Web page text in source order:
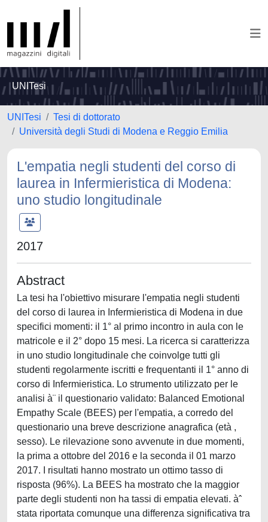
UNITesi
UNITesi
Tesi di dottorato
Università degli Studi di Modena e Reggio Emilia
L'empatia negli studenti del corso di
laurea in Infermieristica di Modena:
uno studio longitudinale
2017
Abstract
La tesi ha l'obiettivo misurare l'empatia negli studenti
del corso di laurea in Infermieristica di Modena in due
specifici momenti: il 1° al primo incontro in aula con le
matricole e il 2° dopo 15 mesi. La ricerca si caratterizza
in uno studio longitudinale che coinvolge tutti gli
studenti regolarmente iscritti e frequentanti il 1° anno di
corso di Infermieristica. Lo strumento utilizzato per le
analisi à¨ il questionario validato: Balanced Emotional
Empathy Scale (BEES) per l'empatia, a corredo del
questionario una breve descrizione anagrafica (età ,
sesso). Le rilevazione sono avvenute in due momenti,
la prima a ottobre del 2016 e la seconda il 01 marzo
2017. I risultati hanno mostrato un ottimo tasso di
risposta (96%). La BEES ha mostrato che la maggior
parte degli studenti non ha tassi di empatia elevati. àˆ
stata riportata comunque una differenza significativa tra